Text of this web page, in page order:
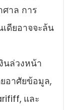
าล การ
ดียอาจจะล้น
นล่วงหน้า
ยอาศัยข้อมูล,
และ